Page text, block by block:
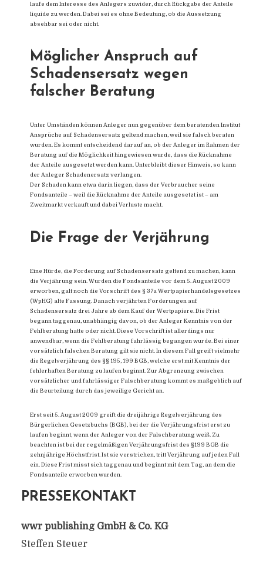
laufe dem Interesse des Anlegers zuwider, durch Rückgabe der Anteile
liquide zu werden. Dabei sei es ohne Bedeutung, ob die Aussetzung
absehbar sei oder nicht.
Möglicher Anspruch auf
Schadensersatz wegen
falscher Beratung
Unter Umständen können Anleger nun gegenüber dem beratenden Institut
Ansprüche auf Schadensersatz geltend machen, weil sie falsch beraten
wurden. Es kommt entscheidend darauf an, ob der Anleger im Rahmen der
Beratung auf die Möglichkeit hingewiesen wurde, dass die Rücknahme
der Anteile ausgesetzt werden kann. Unterbleibt dieser Hinweis, so kann
der Anleger Schadenersatz verlangen.
Der Schaden kann etwa darin liegen, dass der Verbraucher seine
Fondsanteile – weil die Rücknahme der Anteile ausgesetzt ist – am
Zweitmarkt verkauft und dabei Verluste macht.
Die Frage der Verjährung
Eine Hürde, die Forderung auf Schadensersatz geltend zu machen, kann
die Verjährung sein. Wurden die Fondsanteile vor dem 5. August 2009
erworben, galt noch die Vorschrift des § 37a Wertpapierhandelsgesetzes
(WpHG) alte Fassung. Danach verjährten Forderungen auf
Schadensersatz drei Jahre ab dem Kauf der Wertpapiere. Die Frist
begann taggenau, unabhängig davon, ob der Anleger Kenntnis von der
Fehlberatung hatte oder nicht. Diese Vorschrift ist allerdings nur
anwendbar, wenn die Fehlberatung fahrlässig begangen wurde. Bei einer
vorsätzlich falschen Beratung gilt sie nicht. In diesem Fall greift vielmehr
die Regelverjährung des §§ 195, 199 BGB, welche erst mit Kenntnis der
fehlerhaften Beratung zu laufen beginnt. Zur Abgrenzung zwischen
vorsätzlicher und fahrlässiger Falschberatung kommt es maßgeblich auf
die Beurteilung durch das jeweilige Gericht an.
Erst seit 5. August 2009 greift die dreijährige Regelverjährung des
Bürgerlichen Gesetzbuchs (BGB), bei der die Verjährungsfrist erst zu
laufen beginnt, wenn der Anleger von der Falschberatung weiß. Zu
beachten ist bei der regelmäßigen Verjährungsfrist des §199 BGB die
zehnjährige Höchstfrist. Ist sie verstrichen, tritt Verjährung auf jeden Fall
ein. Diese Frist misst sich taggenau und beginnt mit dem Tag, an dem die
Fondsanteile erworben wurden.
PRESSEKONTAKT
wwr publishing GmbH & Co. KG
Steffen Steuer